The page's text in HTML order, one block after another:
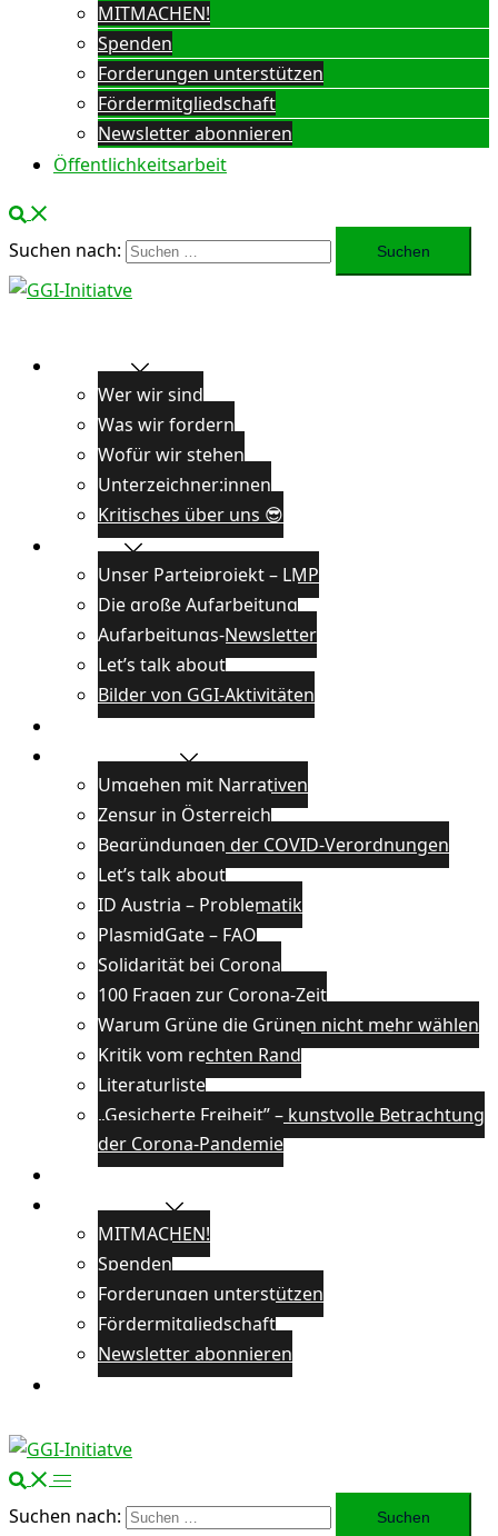
MITMACHEN!
Spenden
Forderungen unterstützen
Fördermitgliedschaft
Newsletter abonnieren
Öffentlichkeitsarbeit
Suchen nach:
Über uns
Wer wir sind
Was wir fordern
Wofür wir stehen
Unterzeichner:innen
Kritisches über uns 😎
Projekte
Unser Parteiprojekt – LMP
Die große Aufarbeitung
Aufarbeitungs-Newsletter
Let’s talk about
Bilder von GGI-Aktivitäten
Wissenswertes
Umgehen mit Narrativen
Zensur in Österreich
Begründungen der COVID-Verordnungen
Let’s talk about
ID Austria – Problematik
PlasmidGate – FAQ
Solidarität bei Corona
100 Fragen zur Corona-Zeit
Warum Grüne die Grünen nicht mehr wählen
Kritik vom rechten Rand
Literaturliste
„Gesicherte Freiheit” – kunstvolle Betrachtung
der Corona-Pandemie
Veranstaltungen
Unterstützen
MITMACHEN!
Spenden
Forderungen unterstützen
Fördermitgliedschaft
Newsletter abonnieren
Öffentlichkeitsarbeit
Suchen nach: